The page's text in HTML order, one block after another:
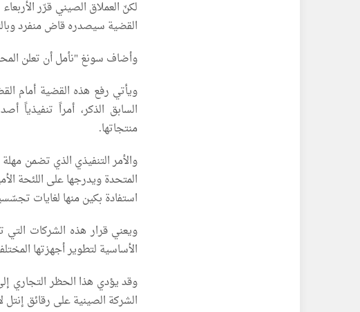
لكنّ العملاق الصيني قرّر
القضية سيصدره قاض منفرد
وأضاف سونغ "نأمل أن تعلن
ويأتي رفع هذه القضية أمام
السابق الذكر، أمراً
منتجاتها.
المتحدة ويدرجها على اللئحة
استفادة بكين منها لغايات
ويعني قرار هذه الشركات
الأساسية لتطوير أجهزتها
وقد يؤدي هذا الحظر التجاري
الشركة الصينية على رقائق إنتل